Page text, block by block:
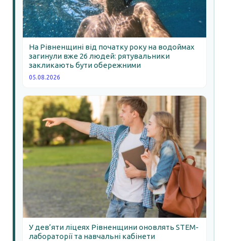
На Рівненщині від початку року на водоймах
загинули вже 26 людей: рятувальники
закликають бути обережними
05.08.2026
У дев’яти ліцеях Рівненщини оновлять STEM-
лабораторії та навчальні кабінети